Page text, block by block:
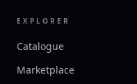
EXPLORER
Catalogue
Marketplace